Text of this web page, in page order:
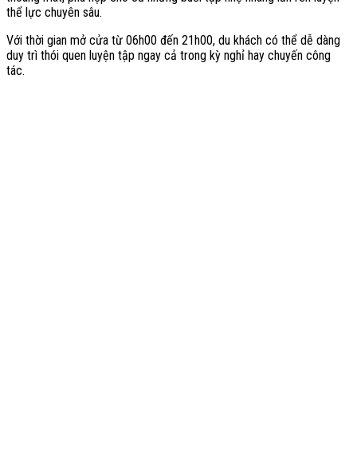
thể lực chuyên sâu.
Với thời gian mở cửa từ 06h00 đến 21h00, du khách có thể dễ dàng
duy trì thói quen luyện tập ngay cả trong kỳ nghỉ hay chuyến công
tác.